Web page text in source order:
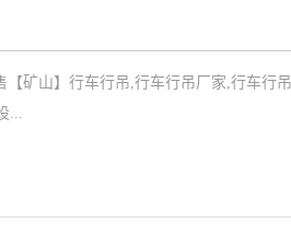
【矿山】行车行吊,行车行吊厂家,行车行
...